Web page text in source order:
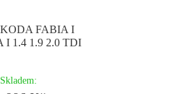
FABIA I
I 1.4 1.9 2.0 TDI
Skladem: